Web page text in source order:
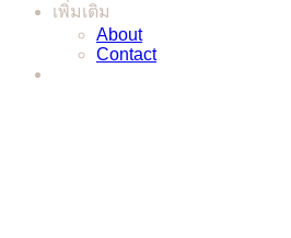
เพิ่มเติม
About
Contact